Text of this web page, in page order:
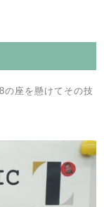
座を懸けてその技